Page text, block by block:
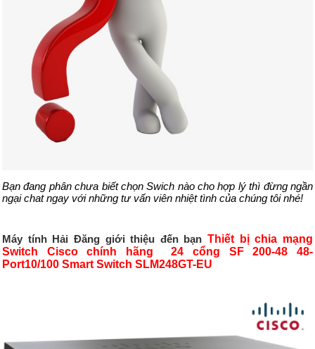
Bạn đang phân chưa biết chọn Swich nào cho hợp lý thì đừng ngần
ngại chat ngay với những tư vấn viên nhiệt tình của chúng tôi nhé!
Máy tính Hải Đăng giới thiệu đến bạnThiết bị chia mạng
Switch Cisco chính hãng 24 cổng SF 200-48 48-
Port10/100 Smart Switch SLM248GT-EU